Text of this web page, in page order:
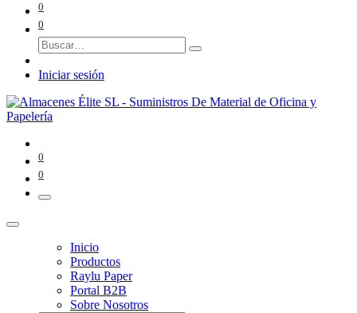
0
0
Iniciar sesión
0
0
Inicio
Productos
Raylu Paper
Portal B2B
Sobre Nosotros